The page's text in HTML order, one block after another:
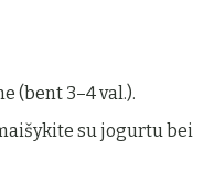
(bent 3–4 val.).
su jogurtu bei